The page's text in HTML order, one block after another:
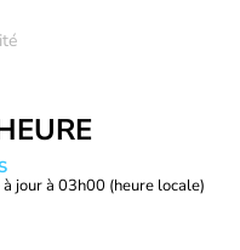
jour à 03h00 (heure locale)